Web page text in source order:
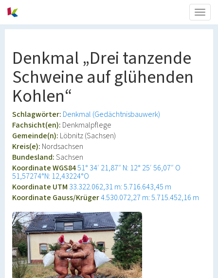
Denkmal „Drei tanzende
Schweine auf glühenden
Kohlen“
Schlagwörter: Denkmal (Gedächtnisbauwerk)
Fachsicht(en): Denkmalpflege
Gemeinde(n): Löbnitz (Sachsen)
Kreis(e): Nordsachsen
Bundesland:Sachsen
Koordinate WGS8451° 34′ 21,87″ N: 12° 25′ 56,07″ O
51,57274°N: 12,43224°O
Koordinate UTM 33.322.062,31 m: 5.716.643,45 m
Koordinate Gauss/Krüger4.530.072,27 m: 5.715.452,16 m